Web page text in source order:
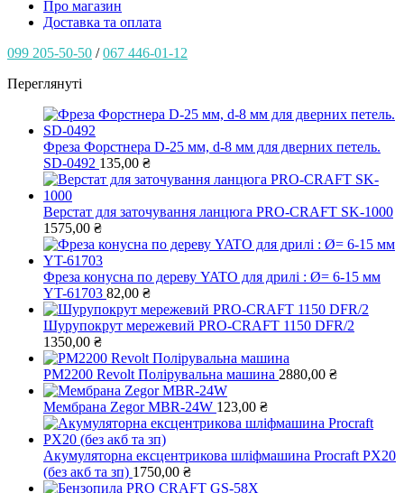
Про магазин
Доставка та оплата
099 205-50-50 /067 446-01-12
Переглянуті
Фреза Форстнера D-25 мм, d-8 мм для дверних петель.
SD-0492 135,00 ₴
Верстат для заточування ланцюга PRO-CRAFT SK-1000
1575,00 ₴
Фреза конусна по дереву YATO для дрилі : Ø= 6-15 мм
YT-61703 82,00 ₴
Шурупокрут мережевий PRO-CRAFT 1150 DFR/2
1350,00 ₴
PM2200 Revolt Полірувальна машина 2880,00 ₴
Мембрана Zegor MBR-24W 123,00 ₴
Акумуляторна ексцентрикова шліфмашина Procraft PX20
(без акб та зп) 1750,00 ₴